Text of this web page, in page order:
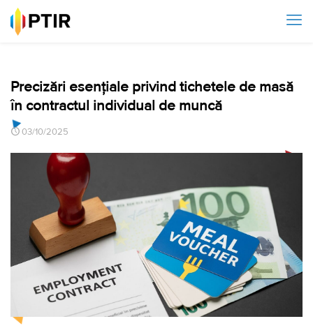
Precizări esențiale privind tichetele de masă
în contractul individual de muncă
03/10/2025